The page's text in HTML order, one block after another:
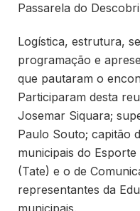
Passarela do
Logística, estrutura,
programação e
que pautaram o
Participaram desta
Josemar Siquara;
Paulo Souto; capitão
municipais do
(Tate) e o de
representantes da
municipais.